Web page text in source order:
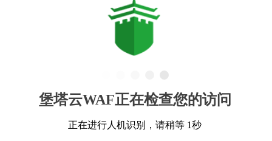
堡塔云WAF正在检查您的访问
正在进行人机识别，请稍等 1秒